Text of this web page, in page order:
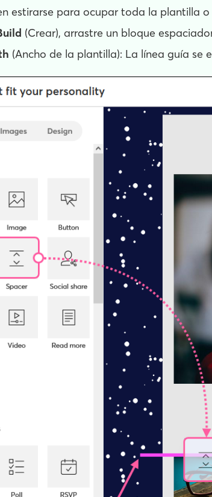
estirarse para ocupar toda la plantilla
(Crear), arrastre un bloque
(Ancho de la plantilla): La línea guía se